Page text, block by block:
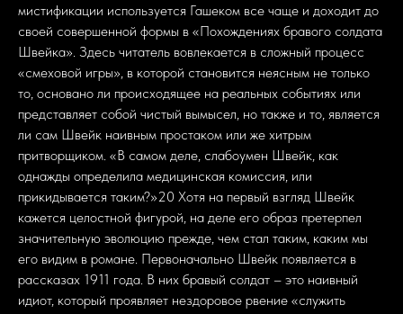
мистификации используется Гашеком все чаще и доходит до
своей совершенной формы в «Похождениях бравого солдата
Швейка». Здесь читатель вовлекается в сложный процесс
«смеховой игры», в которой становится неясным не только
то, основано ли происходящее на реальных событиях или
представляет собой чистый вымысел, но также и то, является
ли сам Швейк наивным простаком или же хитрым
притворщиком. «В самом деле, слабоумен Швейк, как
однажды определила медицинская комиссия, или
прикидывается таким?»20 Хотя на первый взгляд Швейк
кажется целостной фигурой, на деле его образ претерпел
значительную эволюцию прежде, чем стал таким, каким мы
его видим в романе. Первоначально Швейк появляется в
рассказах 1911 года. В них бравый солдат – это наивный
идиот, который проявляет нездоровое рвение «служить